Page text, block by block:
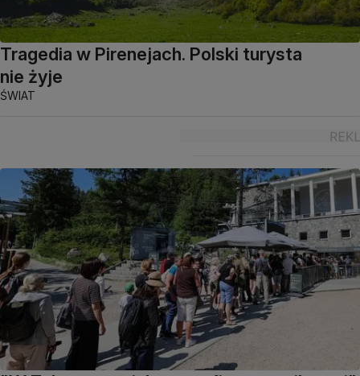
Tragedia w Pirenejach. Polski turysta
nie żyje
ŚWIAT